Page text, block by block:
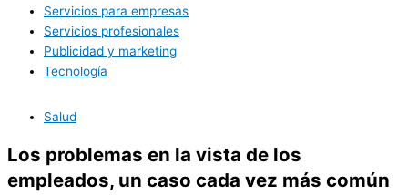
Servicios para empresas
Servicios profesionales
Publicidad y marketing
Tecnología
Salud
Los problemas en la vista de los
empleados, un caso cada vez más común